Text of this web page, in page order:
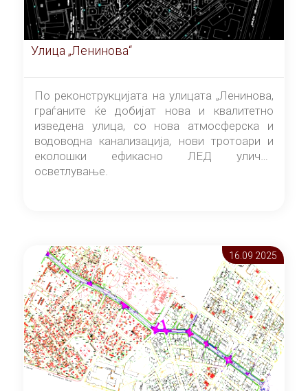
Улица „Ленинова“
По реконструкцијата на улицата „Ленинова,
граѓаните ќе добијат нова и квалитетно
изведена улица, со нова атмосферска и
водоводна канализација, нови тротоари и
еколошки ефикасно ЛЕД улично
осветлување.
16.09 2025